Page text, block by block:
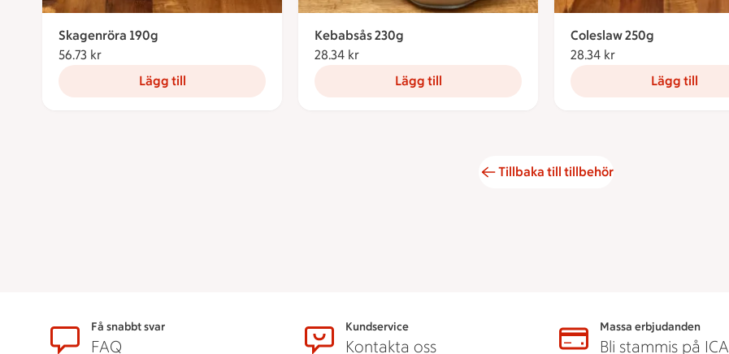
Skagenröra 190g
56.73 kr
Lägg till
Kebabsås 230g
28.34 kr
Lägg till
Coleslaw 250g
28.34 kr
Lägg till
Tillbaka till tillbehör
SidfotFå snabbt svar
FAQ
Kundservice
Kontakta oss
Massa erbjudanden
Bli stammis på ICA